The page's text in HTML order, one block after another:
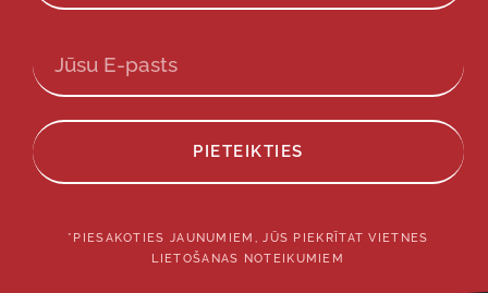
PIETEIKTIES
*PIESAKOTIES JAUNUMIEM, JŪS PIEKRĪTAT VIETNES
LIETOŠANAS NOTEIKUMIEM